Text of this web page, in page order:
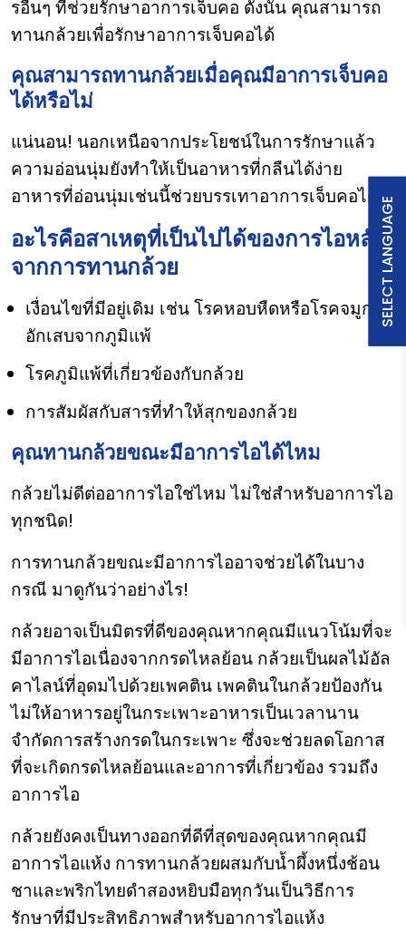
รอื่นๆ ที่ช่วยรักษาอาการเจ็บคอ ดังนั้น คุณสามารถ
ทานกล้วยเพื่อรักษาอาการเจ็บคอได้
คุณสามารถทานกล้วยเมื่อคุณมีอาการเจ็บคอ
ได้หรือไม่
แน่นอน! นอกเหนือจากประโยชน์ในการรักษาแล้ว
ความอ่อนนุ่มยังทำให้เป็นอาหารที่กลืนได้ง่าย
อาหารที่อ่อนนุ่มเช่นนี้ช่วยบรรเทาอาการเจ็บคอได้
อะไรคือสาเหตุที่เป็นไปได้ของการไอหลัง
จากการทานกล้วย
เงื่อนไขที่มีอยู่เดิม เช่น โรคหอบหืดหรือโรคจมูก
อักเสบจากภูมิแพ้
โรคภูมิแพ้ที่เกี่ยวข้องกับกล้วย
การสัมผัสกับสารที่ทำให้สุกของกล้วย
คุณทานกล้วยขณะมีอาการไอได้ไหม
กล้วยไม่ดีต่ออาการไอใช่ไหม ไม่ใช่สำหรับอาการไอ
ทุกชนิด!
การทานกล้วยขณะมีอาการไออาจช่วยได้ในบาง
กรณี มาดูกันว่าอย่างไร!
กล้วยอาจเป็นมิตรที่ดีของคุณหากคุณมีแนวโน้มที่จะ
มีอาการไอเนื่องจากกรดไหลย้อน กล้วยเป็นผลไม้อัล
คาไลน์ที่อุดมไปด้วยเพคติน เพคตินในกล้วยป้องกัน
ไม่ให้อาหารอยู่ในกระเพาะอาหารเป็นเวลานาน
จำกัดการสร้างกรดในกระเพาะ ซึ่งจะช่วยลดโอกาส
ที่จะเกิดกรดไหลย้อนและอาการที่เกี่ยวข้อง รวมถึง
อาการไอ
กล้วยยังคงเป็นทางออกที่ดีที่สุดของคุณหากคุณมี
อาการไอแห้ง การทานกล้วยผสมกับน้ำผึ้งหนึ่งช้อน
ชาและพริกไทยดำสองหยิบมือทุกวันเป็นวิธีการ
รักษาที่มีประสิทธิภาพสำหรับอาการไอแห้ง
SELECT LANGUAGE